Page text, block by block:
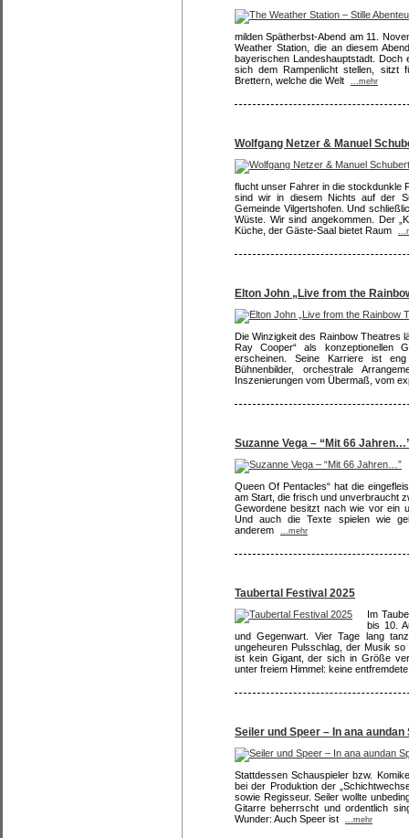
milden Spätherbst-Abend am 11.
Weather Station, die an diesem
bayerischen Landeshauptstadt. Doch
sich dem Rampenlicht stellen, sitzt
Brettern, welche die Welt
...mehr
Wolfgang Netzer & Manuel
flucht unser Fahrer in die stockdunkle
sind wir in diesem Nichts auf der
Gemeinde Vilgertshofen. Und
Wüste. Wir sind angekommen. Der
Küche, der Gäste-Saal bietet Raum
Elton John „Live from the
Die Winzigkeit des Rainbow Theatres
Ray Cooper“ als konzeptionellen
erscheinen. Seine Karriere ist
Bühnenbilder, orchestrale
Inszenierungen vom Übermaß, vom
Suzanne Vega – “Mit 66
Queen Of Pentacles“ hat die
am Start, die frisch und unverbraucht
Gewordene besitzt nach wie vor ein
Und auch die Texte spielen wie
anderem
...mehr
Taubertal Festival 2025
Im
bis 10.
und Gegenwart. Vier Tage lang
ungeheuren Pulsschlag, der Musik
ist kein Gigant, der sich in Größe
unter freiem Himmel: keine
Seiler und Speer – In ana aundan
Stattdessen Schauspieler bzw.
bei der Produktion der
sowie Regisseur. Seiler wollte
Gitarre beherrscht und ordentlich
Wunder: Auch Speer ist
...mehr